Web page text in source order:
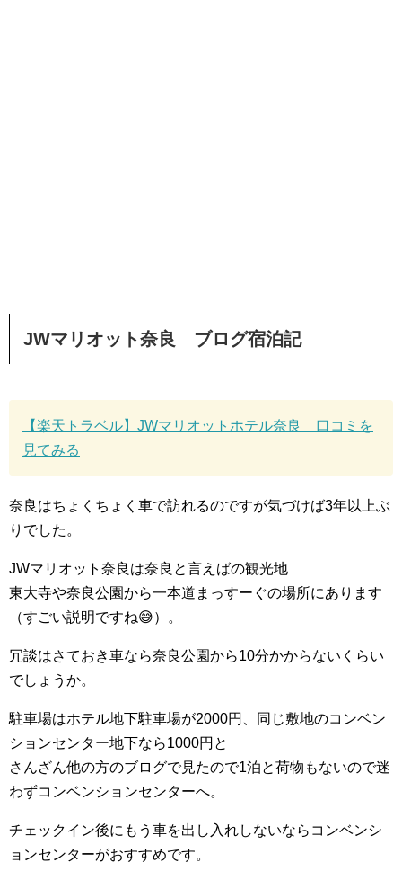
JWマリオット奈良 ブログ宿泊記
【楽天トラベル】JWマリオットホテル奈良 口コミを
見てみる
奈良はちょくちょく車で訪れるのですが気づけば3年以上ぶ
りでした。
JWマリオット奈良は奈良と言えばの観光地
東大寺や奈良公園から一本道まっすーぐの場所にあります
（すごい説明ですね😅）。
冗談はさておき車なら奈良公園から10分かからないくらい
でしょうか。
駐車場はホテル地下駐車場が2000円、同じ敷地のコンベン
ションセンター地下なら1000円と
さんざん他の方のブログで見たので1泊と荷物もないので迷
わずコンベンションセンターへ。
チェックイン後にもう車を出し入れしないならコンベンシ
ョンセンターがおすすめです。